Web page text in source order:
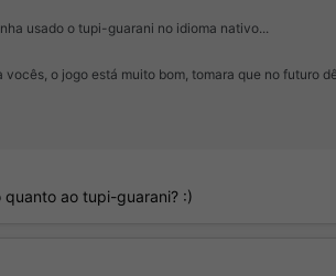
usado o tupi-guarani no idioma nativo...
vocês, o jogo está muito bom, tomara que no futuro
quanto ao tupi-guarani? :)